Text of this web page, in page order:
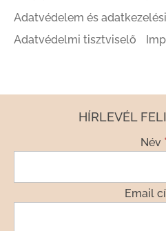
Adatvédelem és
Adatvédelmi tisztviselő
HÍRLEVÉL
Név
Email